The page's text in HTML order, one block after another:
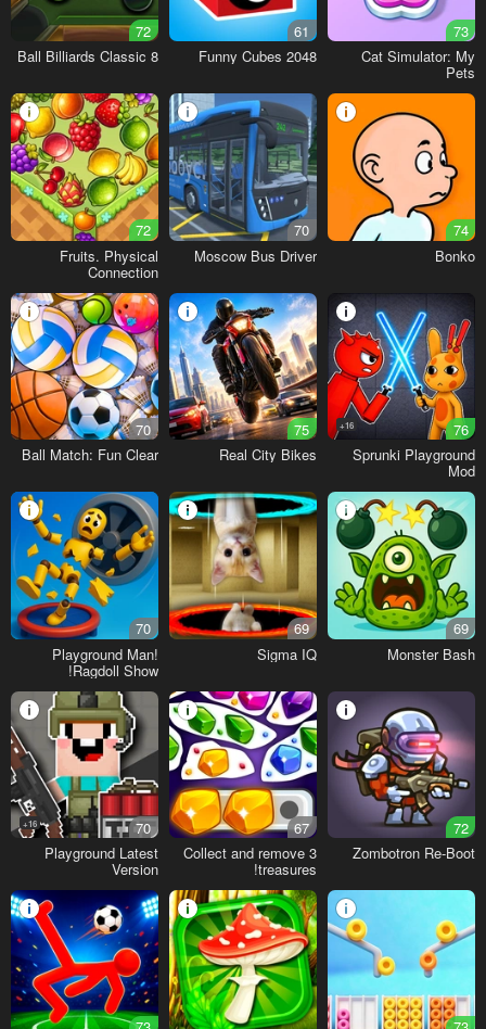
73
Cat Simulator: My
Pets
61
Funny Cubes 2048
72
8 Ball Billiards Classic
74
Bonko
70
Moscow Bus Driver
72
Fruits. Physical
Connection
76
16+
Sprunki Playground
Mod
75
Real City Bikes
70
Ball Match: Fun Clear
69
Monster Bash
69
Sigma IQ
70
Playground Man!
Ragdoll Show!
72
Zombotron Re-Boot
67
Collect and remove 3
treasures!
70
16+
Playground Latest
Version